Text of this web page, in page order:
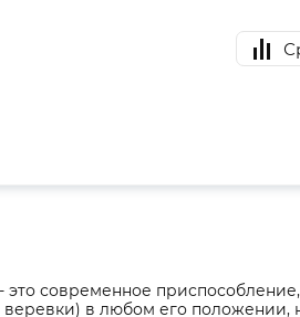
современное
в любом его положении,